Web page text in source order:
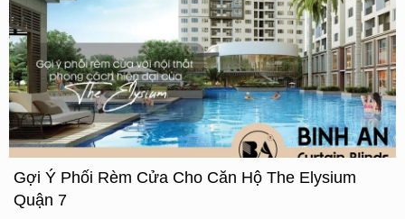
Gợi Ý Phối Rèm Cửa Cho Căn Hộ The Elysium
Quận 7